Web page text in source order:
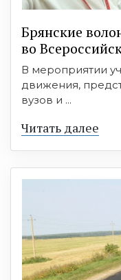
Брянские
во
В мероприятии
движения,
вузов и ...
Читать далее